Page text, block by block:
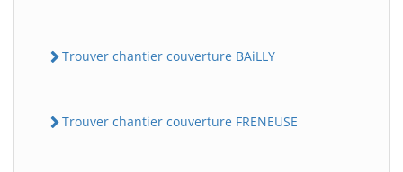
Trouver chantier couverture BAiLLY
Trouver chantier couverture FRENEUSE